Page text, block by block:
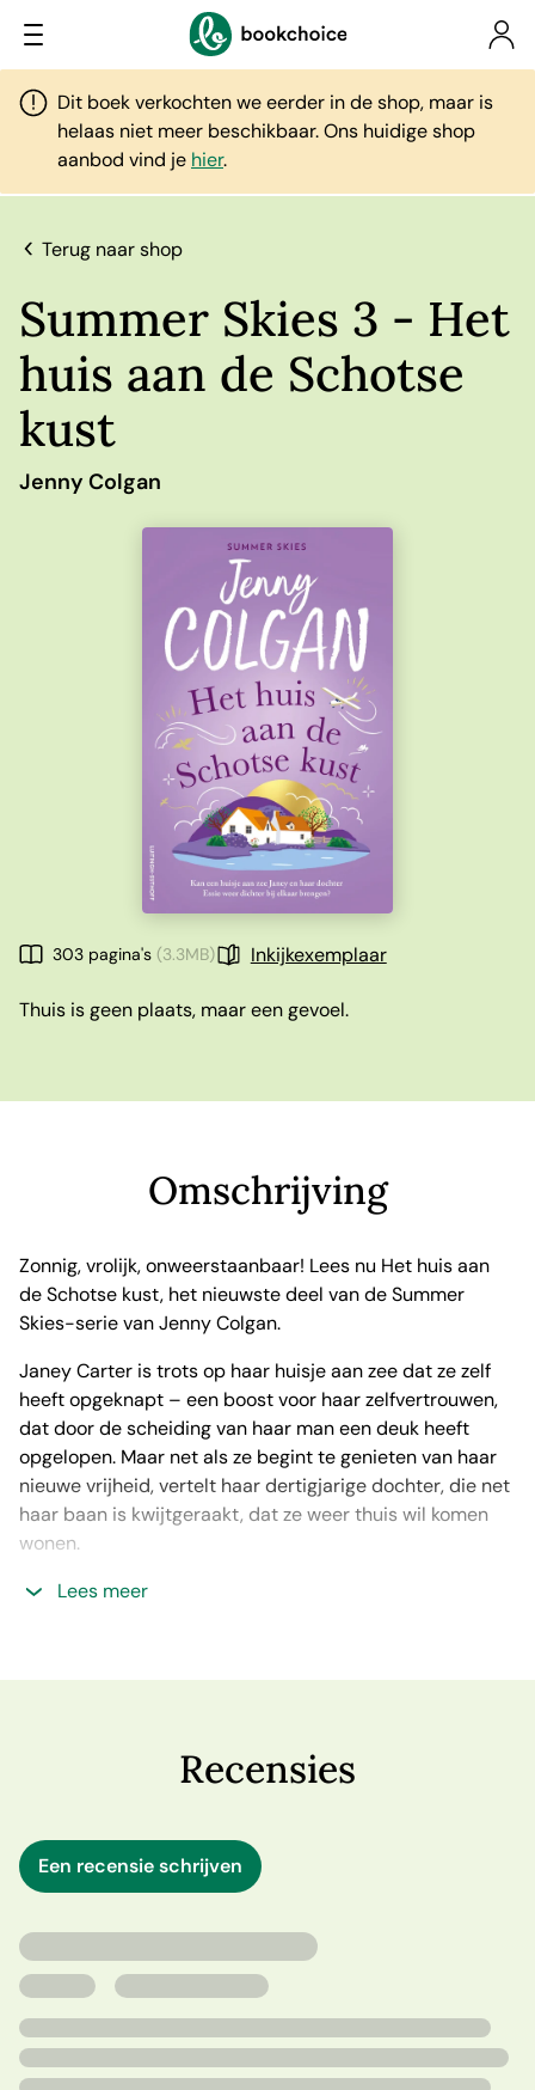
Dit boek verkochten we eerder in de shop, maar is
helaas niet meer beschikbaar. Ons huidige shop
aanbod vind je hier.
Terug naar shop
Summer Skies 3 - Het
huis aan de Schotse
kust
Jenny Colgan
303 pagina's (3.3MB) Inkijkexemplaar
Thuis is geen plaats, maar een gevoel.
Omschrijving
Zonnig, vrolijk, onweerstaanbaar! Lees nu Het huis aan
de Schotse kust, het nieuwste deel van de Summer
Skies-serie van Jenny Colgan.
Janey Carter is trots op haar huisje aan zee dat ze zelf
heeft opgeknapt – een boost voor haar zelfvertrouwen,
dat door de scheiding van haar man een deuk heeft
opgelopen. Maar net als ze begint te genieten van haar
nieuwe vrijheid, vertelt haar dertigjarige dochter, die net
haar baan is kwijtgeraakt, dat ze weer thuis wil komen
wonen.
Janey houdt vreselijk veel van Essie, maar haar puberteit
van een nest puppy's, oude en nieuwe vrienden en de
vinden ze ook nieuwe kracht en een tweede kans op
Lees meer
Recensies
Een recensie schrijven